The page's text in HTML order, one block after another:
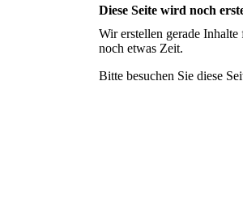
Diese Seite wird noch
Wir erstellen gerade
noch etwas Zeit.
Bitte besuchen Sie diese